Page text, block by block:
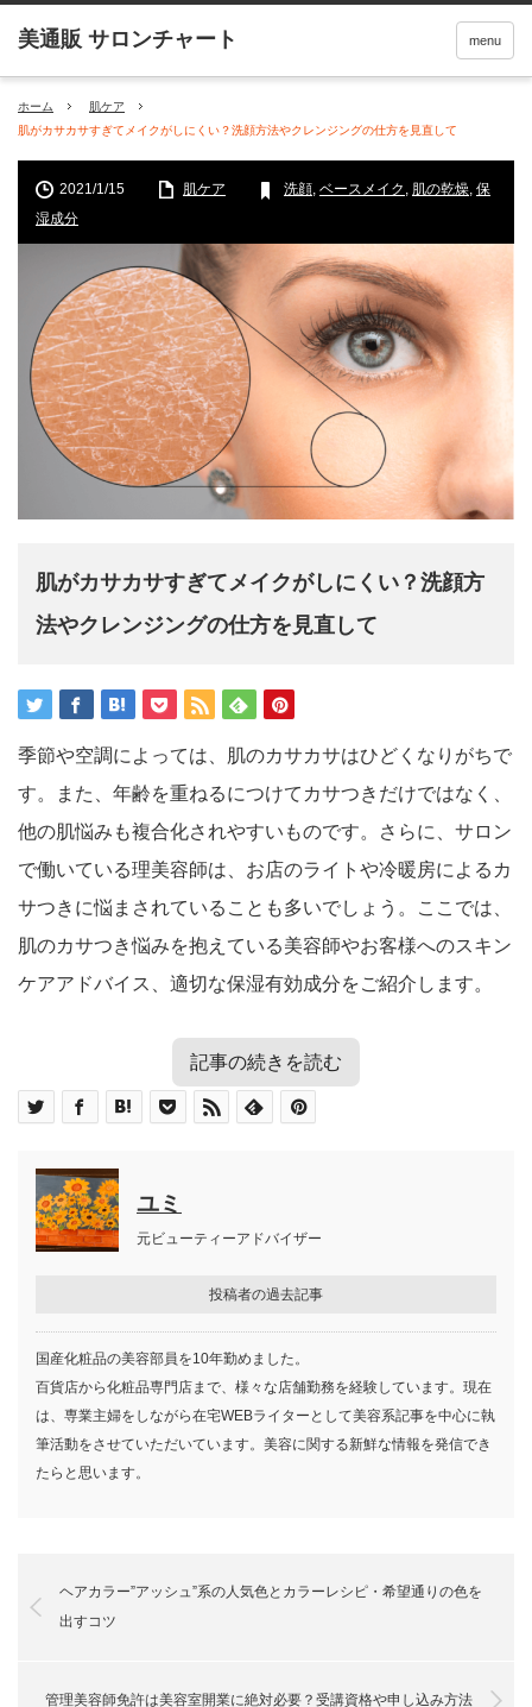
menu
ホーム
肌ケア
肌がカサカサすぎてメイクがしにくい？洗顔方法やクレンジングの仕方を見直して
2021/1/15 肌ケア 洗顔, ベースメイク , 肌の乾燥, 保
湿成分
肌がカサカサすぎてメイクがしにくい？洗顔方
法やクレンジングの仕方を見直して
季節や空調によっては、肌のカサカサはひどくなりがちで
す。また、年齢を重ねるにつけてカサつきだけではなく、
他の肌悩みも複合化されやすいものです。さらに、サロン
で働いている理美容師は、お店のライトや冷暖房によるカ
サつきに悩まされていることも多いでしょう。ここでは、
肌のカサつき悩みを抱えている美容師やお客様へのスキン
ケアアドバイス、適切な保湿有効成分をご紹介します。
記事の続きを読む
目次
保湿に有効な成分
カサカサ肌のメイク術
カサカサ肌をおさえる洗顔方法
ベースメイク
アイメイク
スプレータイプの化粧水で保湿
カサカサ肌のメイク直し
カサカサ肌を悪化させないためのメイク落と
カサカサ肌改善は正しいスキンケア法と適切
な保湿化粧品にあり！
顔がカサカサになるのは何が原因？
ユミ
元ビューティーアドバイザー
投稿者の過去記事
国産化粧品の美容部員を10年勤めました。
百貨店から化粧品専門店まで、様々な店舗勤務を経験しています。現在
は、専業主婦をしながら在宅WEBライターとして美容系記事を中心に執
筆活動をさせていただいています。美容に関する新鮮な情報を発信でき
たらと思います。
ヘアカラー”アッシュ”系の人気色とカラーレシピ・希望通りの色を
出すコツ
管理美容師免許は美容室開業に絶対必要？受講資格や申し込み方法